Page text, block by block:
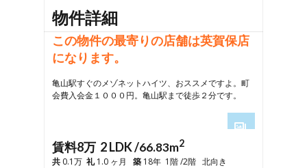
物件詳細
この物件の最寄りの店舗は英賀保店
になります。
亀山駅すぐのメゾネットハイツ、おススメですよ。町
会費入会金１０００円。亀山駅まで徒歩２分です。
賃料8万 2 LDK /66.83m2
共 0.1万 礼1.0 ヶ月 築 18年 1階 /2階 北向き